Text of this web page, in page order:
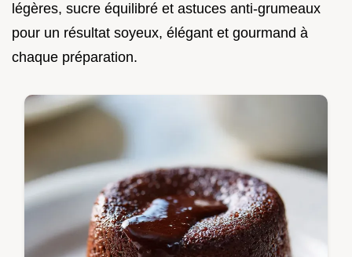
légères, sucre équilibré et astuces anti-grumeaux
pour un résultat soyeux, élégant et gourmand à
chaque préparation.